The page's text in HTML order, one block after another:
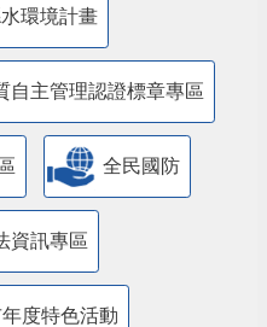
環境計畫
自主管理認證標章專區
全民國防
資訊專區
度特色活動